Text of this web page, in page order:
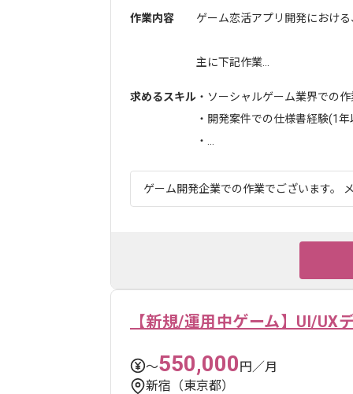
作業内容 ゲーム恋活アプリ開発におけ
主に下記作業...
求めるスキル ・ソーシャルゲーム業界での
・開発案件での仕様書経験(1年
・...
ゲーム開発企業での作業でございます。
【新規/運用中ゲーム】UI/UX
〜550,000円／月
新宿（東京都）